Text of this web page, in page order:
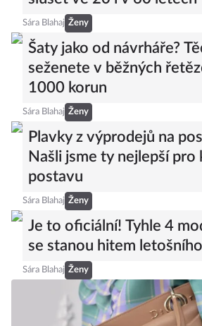
Sára Blahaj Ženy
Šaty jako od návrháře?
seženete v běžných
1000 korun
Sára Blahaj Ženy
Plavky z výprodejů na
Našli jsme ty nejlepší pro
postavu
Sára Blahaj Ženy
Je to oficiální! Tyhle 4
se stanou hitem
Sára Blahaj Ženy